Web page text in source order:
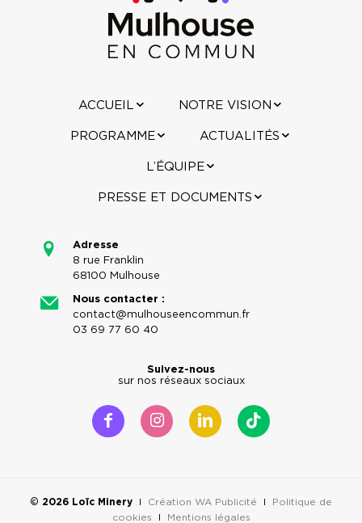
ACCUEIL NOTRE VISION
PROGRAMME ACTUALITÉS
L’ÉQUIPE
PRESSE ET DOCUMENTS
Adresse
8 rue Franklin
68100 Mulhouse
Nous contacter :
contact@mulhouseencommun.fr
03 69 77 60 40
Suivez-nous
sur nos réseaux sociaux
© 2026 Loïc Minery I Création WA Publicité I Politique de
cookies I Mentions légales